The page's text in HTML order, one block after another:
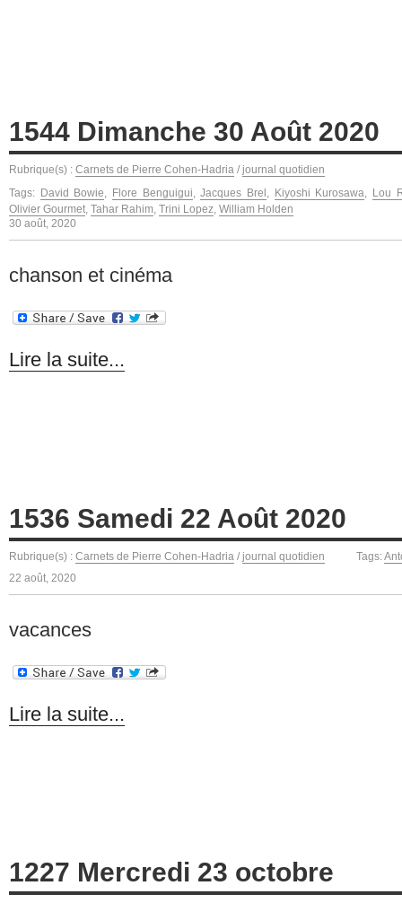
1544 Dimanche 30 Août 2020
Rubrique(s) : Carnets de Pierre Cohen-Hadria / journal quotidien
Tags: David Bowie Flore Benguigui ,Jacques Brel Kiyoshi Kurosawa
Lou
Olivier Gourmet Tahar Rahim Trini Lopez William Holden
30 août, 2020
chanson et cinéma
Lire la suite...
1536 Samedi 22 Août 2020
Rubrique(s) : Carnets de Pierre Cohen-Hadria / journal quotidien Tags:
22 août, 2020
vacances
Lire la suite...
1227 Mercredi 23 octobre